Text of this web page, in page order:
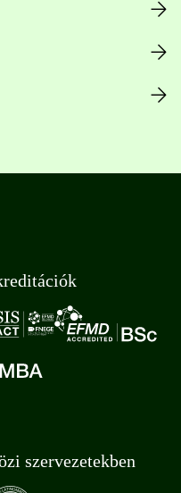
szervezetekben